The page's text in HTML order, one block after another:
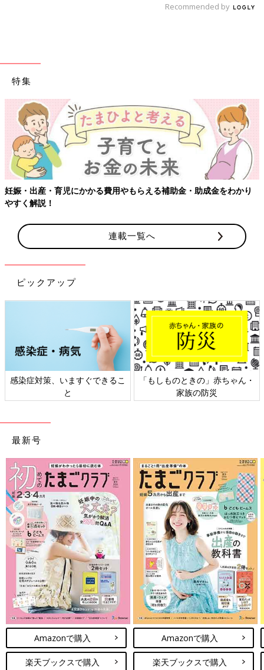
Recommended by
特集
助成金をわかり 【ワクチン接種できるものも】妊婦の感染症対
連載一覧へ
ピックアップ
ときの」赤ちゃん・
日本外来小児科学会リーフレッ
六星占術
最新号
Amazonで購入
楽天ブックスで購入
Amazonで購入
楽天ブックスで購入